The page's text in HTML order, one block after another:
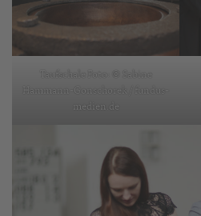
Taufschale Foto: © Sabine
Hammann-Gonschorek / fundus-
medien.de